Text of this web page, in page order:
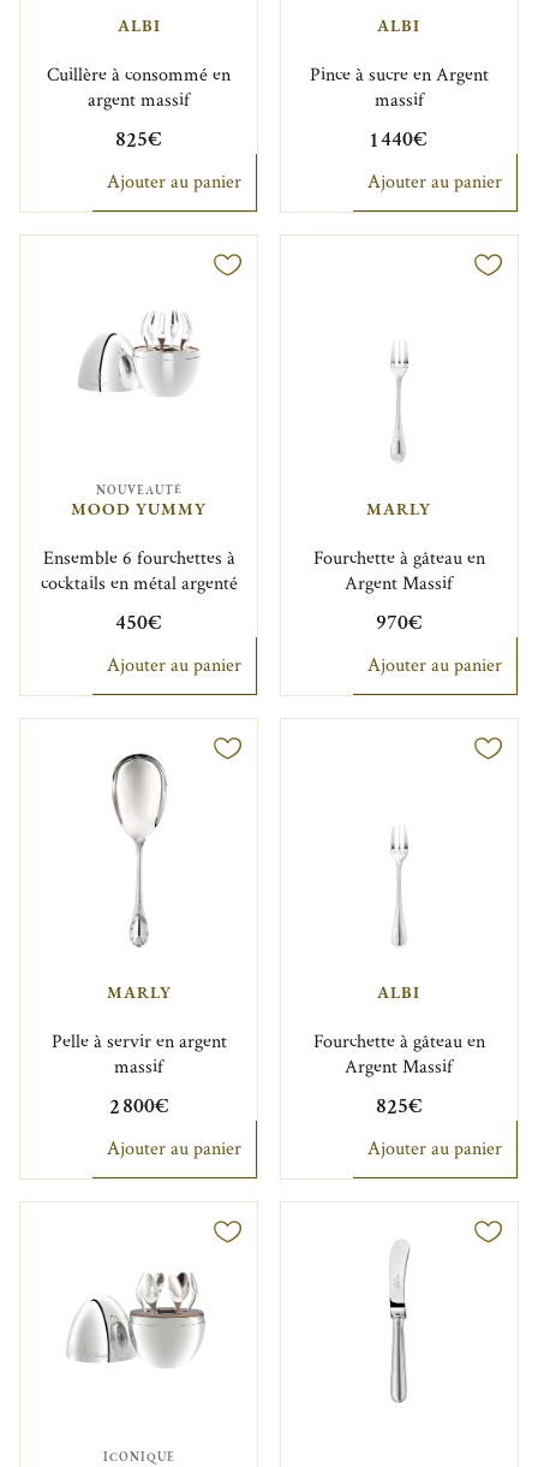
ALBI
Cuillère à consommé en
argent massif
825€
Ajouter au panier
ALBI
Pince à sucre en Argent
massif
1 440€
Ajouter au panier
NOUVEAUTÉ
MOOD YUMMY
Ensemble 6 fourchettes à
cocktails en métal argenté
450€
Ajouter au panier
MARLY
Fourchette à gâteau en
Argent Massif
970€
Ajouter au panier
MARLY
Pelle à servir en argent
massif
2 800€
Ajouter au panier
ALBI
Fourchette à gâteau en
Argent Massif
825€
Ajouter au panier
ICONIQUE